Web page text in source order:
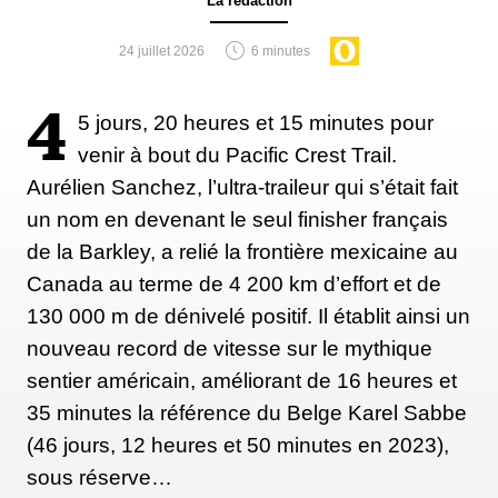
habitants dans les Alpes. Quels sont les
avantages et les inconvénients de tel choix
Le plus grand avantage est… qu'il n'y a vraiment
rien d'autre par ici ! Rien d'autre que de s'entraîner et
de se reposer. Vivre ici permet vraiment de se
reposer. Les jours de repos, on ne peut pas aller
prendre un café avec un ami, puis aller faire un tour
à la bibliothèque et à l'épicerie du coin. Non, ces
jours-là, je ne peux vraiment rien faire d'autre que
me poser sur mon canapé et peut-être faire une petite
promenade dans le village. J'aime bien aller boire un
café quand je suis en ville, mais ce n'est pas le style
de vie dont j'ai besoin tous les jours. Vivre ici nous
donne (elle vit avec son compagnon, l'ultra traileur
24 juillet 2026 6 minutes
4 5 jours, 20 heures et 15 minutes pour
venir à bout du Pacific Crest Trail.
Aurélien Sanchez, l’ultra-traileur qui s’était fait
un nom en devenant le seul finisher français
de la Barkley, a relié la frontière mexicaine au
Canada au terme de 4 200 km d’effort et de
130 000 m de dénivelé positif. Il établit ainsi un
nouveau record de vitesse sur le mythique
sentier américain, améliorant de 16 heures et
35 minutes la référence du Belge Karel Sabbe
(46 jours, 12 heures et 50 minutes en 2023),
sous réserve…